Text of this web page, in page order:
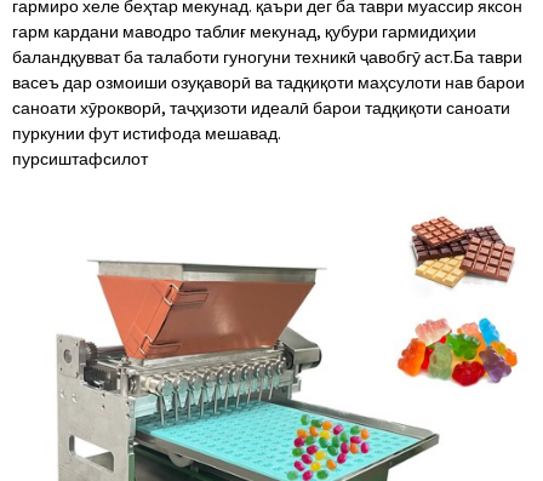
гармиро хеле беҳтар мекунад. қаъри дег ба таври муассир яксон
гарм кардани маводро таблиғ мекунад, қубури гармидиҳии
баландқувват ба талаботи гуногуни техникӣ ҷавобгӯ аст.Ба таври
васеъ дар озмоиши озуқаворӣ ва тадқиқоти маҳсулоти нав барои
саноати хӯрокворӣ, таҷҳизоти идеалӣ барои тадқиқоти саноати
пуркунии фут истифода мешавад.
пурсиштафсилот